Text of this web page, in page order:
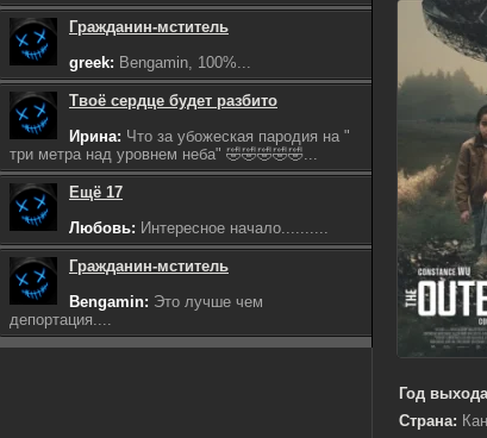
Год
Страна:
Гражданин-мститель
greek: Bengamin, 100%...
Твоё сердце будет разбито
Ирина: Что за убожеская пародия на "
три метра над уровнем неба" 🤣🤣🤣🤣🤣...
Ещё 17
Любовь: Интересное начало..........
Гражданин-мститель
Bengamin: Это лучше чем
депортация....